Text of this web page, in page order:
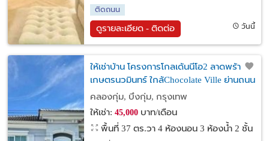
ติดถนน
ดูรายละเอียด - ติดต่อ วันนี้
ให้เช่าบ้าน โครงการโกลเด้นนีโอ2 ลาดพร้าว-
เกษตรนวมินทร์ ใกล้Chocolate Ville ย่านถนน
เกษตร - นวมินทร์ซ. นวมินทร์ 42 ซ.ประเสริฐ
มนูกิจ 48
คลองกุ่ม, บึงกุ่ม, กรุงเทพ
ให้เช่า: 45,000บาท/เดือน
พื้นที่ 37 ตร.วา 4 ห้องนอน 3 ห้องน้ำ 2 ชั้น